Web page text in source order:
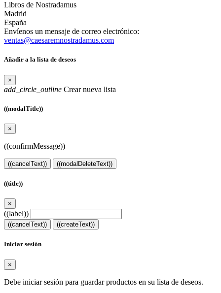
Libros de Nostradamus
Madrid
España
Envíenos un mensaje de correo electrónico:
ventas@caesaremnostradamus.com
Añadir a la lista de deseos
×
add_circle_outline Crear nueva lista
((modalTitle))
×
((confirmMessage))
((cancelText)) ((modalDeleteText))
((title))
×
((label))
((cancelText)) ((createText))
Iniciar sesión
×
Debe iniciar sesión para guardar productos en su lista de deseos.